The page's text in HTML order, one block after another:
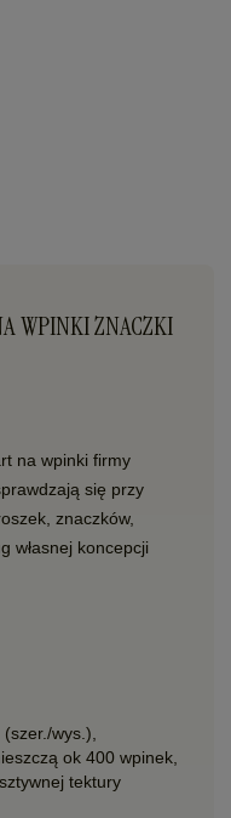
WPINKI ZNACZKI
na wpinki firmy
się przy
znaczków,
własnej koncepcji
wys.),
ok 400 wpinek,
tektury